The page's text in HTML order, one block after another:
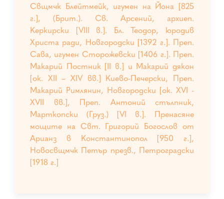
Свщмчк Блейтмейк, игумен на Йона [825
г.], (Брит.). Св. Арсений, архиеп.
Керкирски [VIII в.]. Бл. Теодор, юродив
Христа ради, Новгородски [1392 г.]. Преп.
Сава, игумен Сторожевски [1406 г.]. Преп.
Макарий Постник [II в.] и Макарий дякон
[ок. XII – XIV вв.] Киево-Печерски, Преп.
Макарий Римлянин, Новгородски [ок. XVI -
XVII вв.], Преп. Антоний стълпник,
Марткопски (Груз.) [VI в.]. Пренасяне
мощите на Свт. Григорий Богослов от
Арианз в Константинопол [950 г.],
Новосвщмчк Петър презв., Петроградски
[1918 г.]